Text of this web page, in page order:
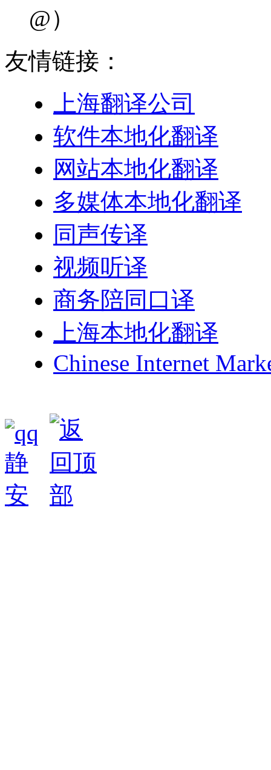
@）
友情链接：
上海翻译公司
软件本地化翻译
网站本地化翻译
多媒体本地化翻译
同声传译
视频听译
商务陪同口译
上海本地化翻译
Chinese Internet